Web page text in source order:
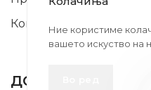
Контакт
ДОБРО Е ДА
Ние користиме
вашето искуство на